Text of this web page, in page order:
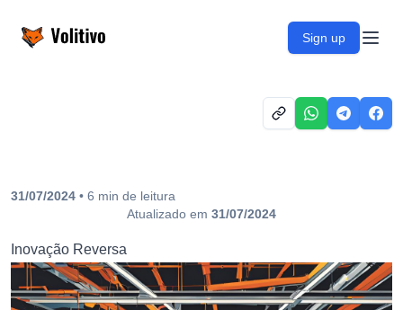
Volitivo Sign up
31/07/2024 • 6 min de leitura
Atualizado em 31/07/2024
Inovação Reversa